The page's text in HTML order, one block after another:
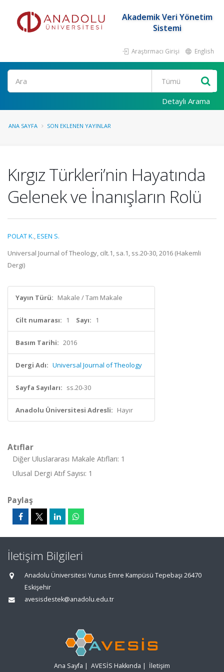
Akademik Veri Yönetim
Sistemi
Araştırmacı Girişi English
Ara
Detaylı Arama
ANA SAYFA SON EKLENEN YAYINLAR
Kırgız Türkleri’nin Hayatında
Gelenek ve İnanışların Rolü
POLAT K.,ESEN S.
Universal Journal of Theology, cilt.1, sa.1, ss.20-30, 2016 (Hakemli
Dergi)
Yayın Türü: Makale / Tam Makale
Cilt numarası: 1 Sayı: 1
Basım Tarihi: 2016
Dergi Adı: Universal Journal of Theology
Sayfa Sayıları: ss.20-30
Anadolu Üniversitesi Adresli: Hayır
Atıflar
Diğer Uluslararası Makale Atıfları: 1
Ulusal Dergi Atıf Sayısı: 1
Paylaş
İletişim Bilgileri
Anadolu Üniversitesi Yunus Emre Kampüsü Tepebaşı 26470
Eskişehir
avesisdestek@anadolu.edu.tr
Ana Sayfa | AVESİS Hakkında | İletişim